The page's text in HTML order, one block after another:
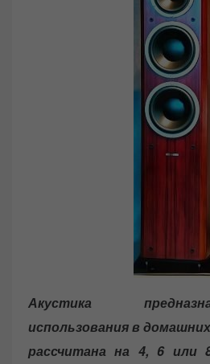
Акустика
использования в
рассчитана на 4, 6 или